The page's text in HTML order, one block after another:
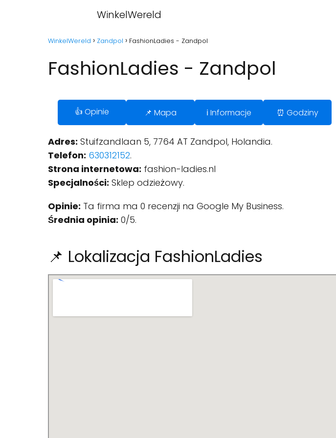
WinkelWereld
WinkelWereld Zandpol FashionLadies - Zandpol
FashionLadies - Zandpol
👍 Opinie 📌 Mapa ℹ️ Informacje ⏰ Godziny
Adres: Stuifzandlaan 5, 7764 AT Zandpol, Holandia.
Telefon: 630312152.
Strona internetowa: fashion-ladies.nl
Specjalności: Sklep odzieżowy.
Opinie: Ta firma ma 0 recenzji na Google My Business.
Średnia opinia: 0/5.
📌 Lokalizacja FashionLadies